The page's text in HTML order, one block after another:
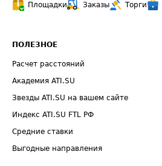
Площадки
Заказы Торги
ПОЛЕЗНОЕ
Расчет расстояний
Академия ATI.SU
Звезды ATI.SU на вашем сайте
Индекс ATI.SU FTL РФ
Средние ставки
Выгодные направления